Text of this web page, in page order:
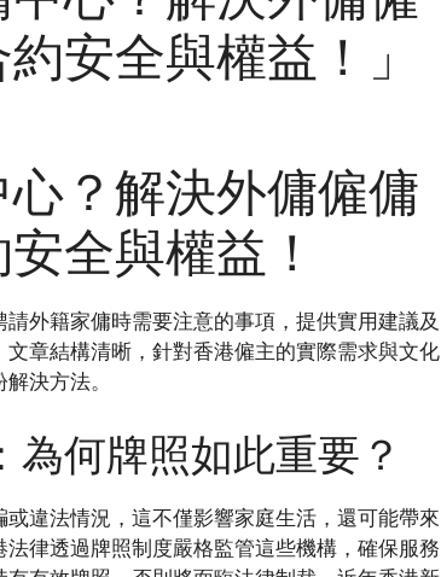
安全與權益！」
？解決外傭僱傭
全與權益！
外籍家傭時需要注意的事項，提供實用建議及
章結構清晰，針對香港僱主的實際需求與文化
決方法。
何牌照如此重要？
違法情況，這不僅影響家庭生活，還可能帶來
律透過牌照制度嚴格監管這些機構，確保服務